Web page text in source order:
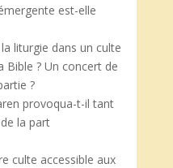
est-elle
liturgie dans un culte
Bible ? Un concert de
?
provoqua-t-il tant
la part
culte accessible aux